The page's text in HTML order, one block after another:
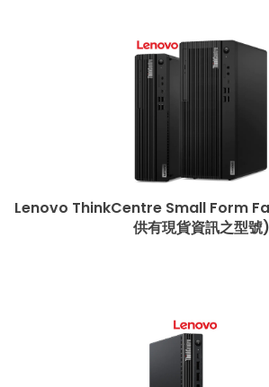
Lenovo ThinkCentre Small Form
供有現貨資訊之型號)